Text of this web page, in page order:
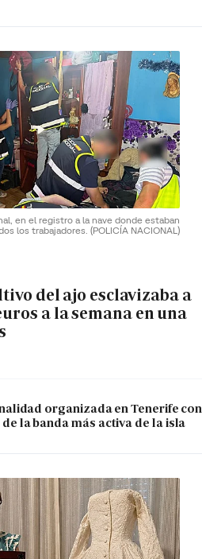
en el registro a la nave donde estaban
los trabajadores. (POLICÍA NACIONAL)
del ajo esclavizaba a
a la semana en una
organizada en Tenerife con
la banda más activa de la isla